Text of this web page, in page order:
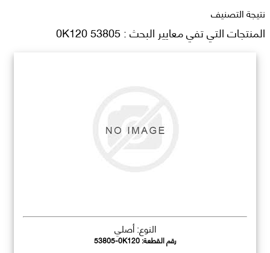
نتيجة التصنيف
المنتجات التي تفي معايير البحث : 53805 0K120
النوع: أصلي
رقم القطعة:53805-0K120